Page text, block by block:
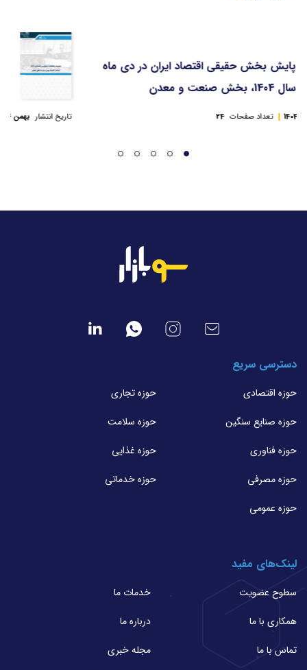
پایش بخش حقیقی اقتصاد ایران در دی ماه
سال 1404، بخش صنعت و معدن
تاریخ انتشار بهمن 1404 تعداد صفحات
دسترسی سریع
حوزه اقتصادی
حوزه تجاری
حوزه صنایع سنگین
حوزه سلامت
حوزه فناوری
حوزه غذایی
حوزه مصرفی
حوزه خدماتی
حوزه عمومی
لینک‌های مفید
سطوح عضویت
خدمات ما
همکاری با ما
درباره ما
تماس با ما
مجله خبری